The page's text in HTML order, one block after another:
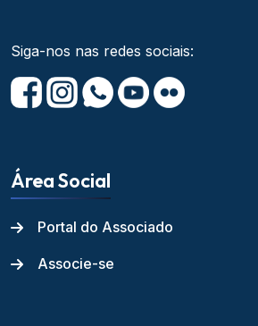
Siga-nos nas redes sociais:
Área Social
Portal do Associado
Associe-se